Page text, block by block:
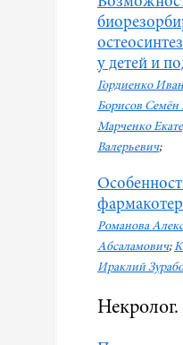
у детей и
Гордиенко
Борисов Семён
Марченко
Валерьевич;
Романова
Абсаламович;
Ираклий
Некролог.